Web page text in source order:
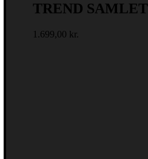
TREND
1.699,00 kr.